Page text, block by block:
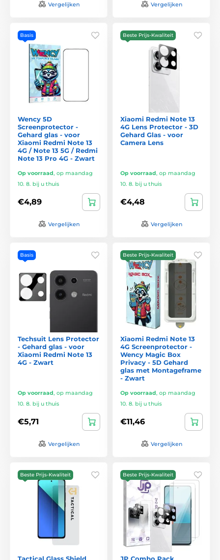
Vergelijken Vergelijken
Basis
Wency 5D
Screenprotector -
Gehard glas - voor
Xiaomi Redmi Note 13
4G / Note 13 5G / Redmi
Note 13 Pro 4G - Zwart
Op voorraad, op maandag
10. 8. bij u thuis
€4,89
Vergelijken
Beste Prijs-Kwaliteit
Xiaomi Redmi Note 13
4G Lens Protector - 3D
Gehard Glas - voor
Camera Lens
Op voorraad, op maandag
10. 8. bij u thuis
€4,48
Vergelijken
Basis
Techsuit Lens Protector
- Gehard glas - voor
Xiaomi Redmi Note 13
4G - Zwart
Op voorraad, op maandag
10. 8. bij u thuis
€5,71
Vergelijken
Beste Prijs-Kwaliteit
Xiaomi Redmi Note 13
4G Screenprotector -
Wency Magic Box
Privacy - 5D Gehard
glas met Montageframe
- Zwart
Op voorraad, op maandag
10. 8. bij u thuis
€11,46
Vergelijken
Beste Prijs-Kwaliteit
Tactical Glass Shield
Beste Prijs-Kwaliteit
JP Combo Pack